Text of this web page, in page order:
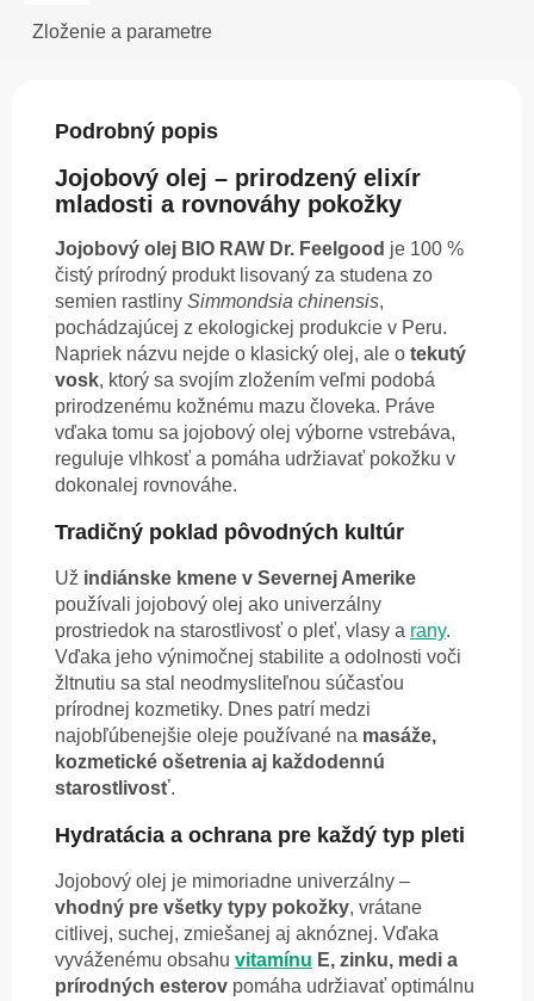
Zloženie a parametre
Podrobný popis
Jojobový olej – prirodzený elixír
mladosti a rovnováhy pokožky
Jojobový olej BIO RAW Dr. Feelgood je 100 %
čistý prírodný produkt lisovaný za studena zo
semien rastliny Simmondsia chinensis,
pochádzajúcej z ekologickej produkcie v Peru.
Napriek názvu nejde o klasický olej, ale o tekutý
vosk, ktorý sa svojím zložením veľmi podobá
prirodzenému kožnému mazu človeka. Práve
vďaka tomu sa jojobový olej výborne vstrebáva,
reguluje vlhkosť a pomáha udržiavať pokožku v
dokonalej rovnováhe.
Tradičný poklad pôvodných kultúr
Už indiánske kmene v Severnej Amerike
používali jojobový olej ako univerzálny
prostriedok na starostlivosť o pleť, vlasy a rany.
Vďaka jeho výnimočnej stabilite a odolnosti voči
žltnutiu sa stal neodmysliteľnou súčasťou
prírodnej kozmetiky. Dnes patrí medzi
najobľúbenejšie oleje používané na masáže,
kozmetické ošetrenia aj každodennú
starostlivosť.
Hydratácia a ochrana pre každý typ pleti
Jojobový olej je mimoriadne univerzálny –
vhodný pre všetky typy pokožky, vrátane
citlivej, suchej, zmiešanej aj aknóznej. Vďaka
vyváženému obsahu vitamínu E, zinku, medi a
prírodných esterov pomáha udržiavať optimálnu